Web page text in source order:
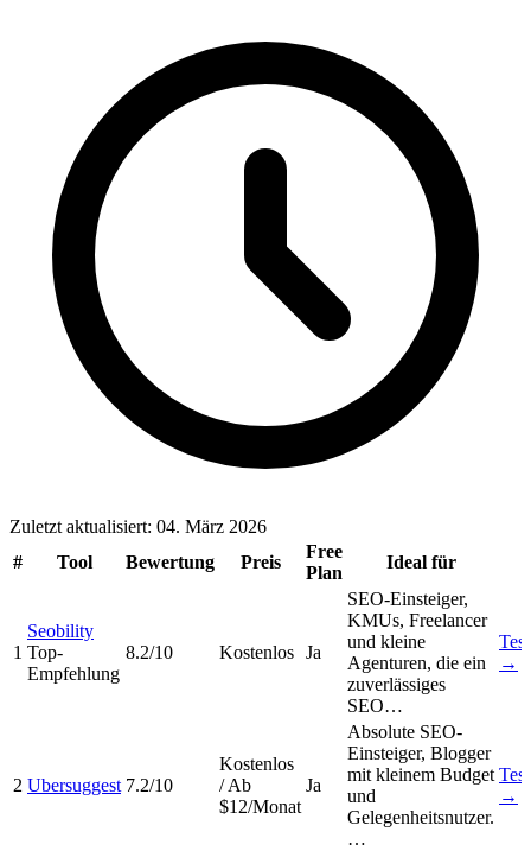
Zuletzt aktualisiert: 04. März 2026
#
Tool Bewertung Preis
Free
Plan
Ideal für
1
Seobility
Top-
Empfehlung
8.2/10 Kostenlos Ja
SEO-Einsteiger,
KMUs, Freelancer
und kleine
Agenturen, die ein
zuverlässiges
SEO…
Test
→
2 Ubersuggest 7.2/10
Kostenlos
/ Ab
$12/Monat
Ja
Absolute SEO-
Einsteiger, Blogger
mit kleinem Budget
und
Gelegenheitsnutzer.
…
Test
→